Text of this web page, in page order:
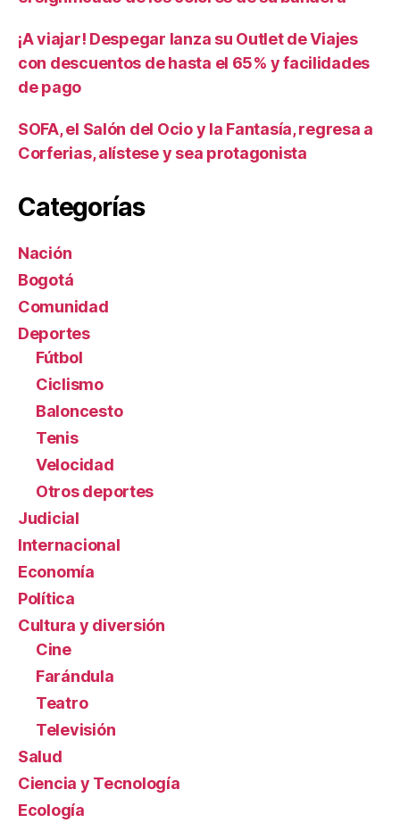
¡A viajar! Despegar lanza su Outlet de Viajes
con descuentos de hasta el 65% y facilidades
de pago
SOFA, el Salón del Ocio y la Fantasía, regresa a
Corferias, alístese y sea protagonista
Categorías
Nación
Bogotá
Comunidad
Deportes
Fútbol
Ciclismo
Baloncesto
Tenis
Velocidad
Otros deportes
Judicial
Internacional
Economía
Política
Cultura y diversión
Cine
Farándula
Teatro
Televisión
Salud
Ciencia y Tecnología
Ecología